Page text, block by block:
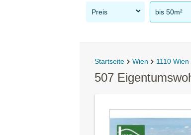
Preis bis 50m²
Startseite Wien 1110
507